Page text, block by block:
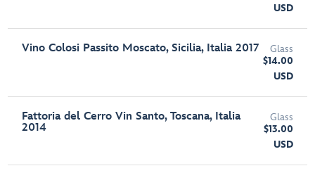
USD
Vino Colosi Passito Moscato, Sicilia, Italia 2017
Glass
$14.00
USD
Fattoria del Cerro Vin Santo, Toscana, Italia
2014
Glass
$13.00
USD